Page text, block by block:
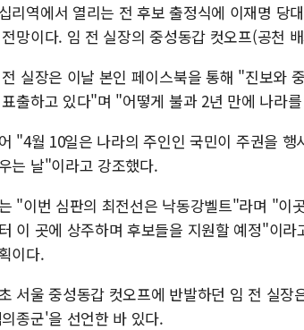
리역에서 열리는 전 후보 출정식에 이재명 당
망이다. 임 전 실장의 중성동갑 컷오프(공천
실장은 이날 본인 페이스북을 통해 "진보와
출하고 있다"며 "어떻게 불과 2년 만에 나라
"4월 10일은 나라의 주인인 국민이 주권을
는 날"이라고 강조했다.
"이번 심판의 최전선은 낙동강벨트"라며 "이
이 곳에 상주하며 후보들을 지원할 예정"이
이다.
서울 중성동갑 컷오프에 반발하던 임 전 실
종군'을 선언한 바 있다.